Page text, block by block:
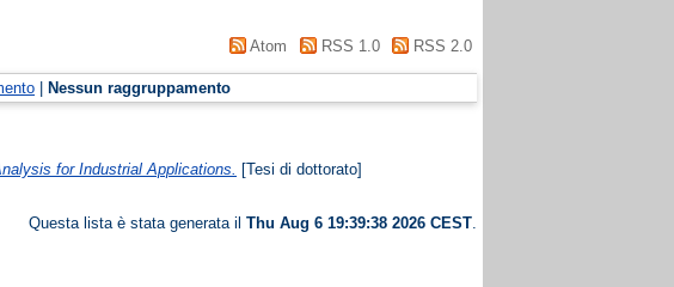
Atom RSS 1.0 RSS 2.0
Nessun raggruppamento
for Industrial Applications. [Tesi di dottorato]
Questa lista è stata generata il Thu Aug 6 19:39:38 2026 CEST